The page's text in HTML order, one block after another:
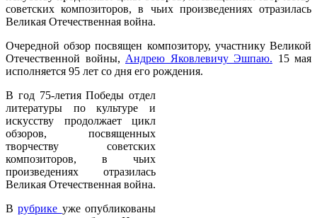
советских композиторов, в чьих произведениях отразилась
Великая Отечественная война.
Очередной обзор посвящен композитору, участнику Великой
Отечественной войны, Андрею Яковлевичу Эшпаю. 15 мая
исполняется 95 лет со дня его рождения.
В год 75-летия Победы отдел
литературы по культуре и
искусству продолжает цикл
обзоров, посвященных
творчеству советских
композиторов, в чьих
произведениях отразилась
Великая Отечественная война.
Врубрике уже опубликованы